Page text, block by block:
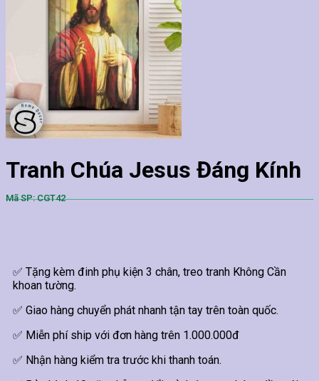
Tranh Chúa Jesus Đáng Kính
Mã SP: CGT42
✅ Tặng kèm đinh phụ kiện 3 chân, treo tranh Không Cần
khoan tường.
✅ Giao hàng chuyển phát nhanh tận tay trên toàn quốc.
✅ Miễn phí ship với đơn hàng trên 1.000.000đ
✅ Nhận hàng kiểm tra trước khi thanh toán.